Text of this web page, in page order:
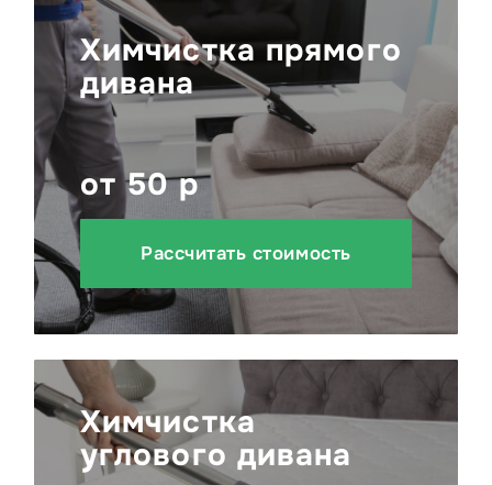
Химчистка прямого
дивана
от 50 р
Рассчитать стоимость
Химчистка
углового дивана